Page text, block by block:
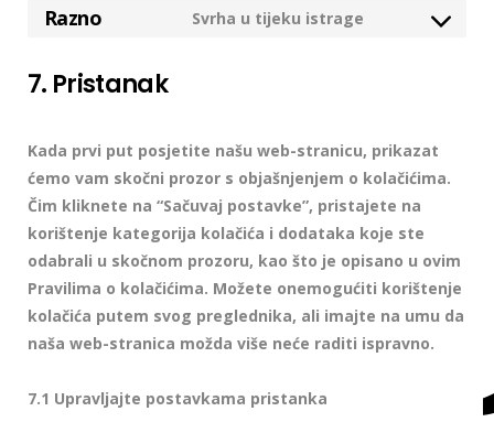
Razno Svrha u tijeku istrage
7. Pristanak
Kada prvi put posjetite našu web-stranicu, prikazat
ćemo vam skočni prozor s objašnjenjem o kolačićima.
Čim kliknete na “Sačuvaj postavke”, pristajete na
korištenje kategorija kolačića i dodataka koje ste
odabrali u skočnom prozoru, kao što je opisano u ovim
Pravilima o kolačićima. Možete onemogućiti korištenje
kolačića putem svog preglednika, ali imajte na umu da
naša web-stranica možda više neće raditi ispravno.
7.1 Upravljajte postavkama pristanka